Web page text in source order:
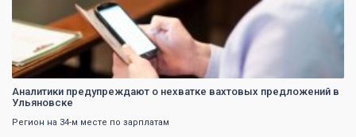
Аналитики предупреждают о нехватке вахтовых предложений в
Ульяновске
Регион на 34-м месте по зарплатам